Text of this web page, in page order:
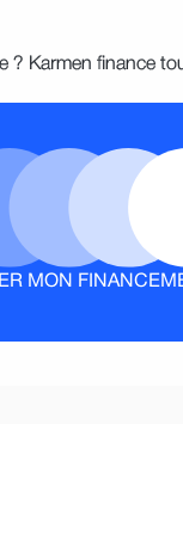
? Karmen finance
MON